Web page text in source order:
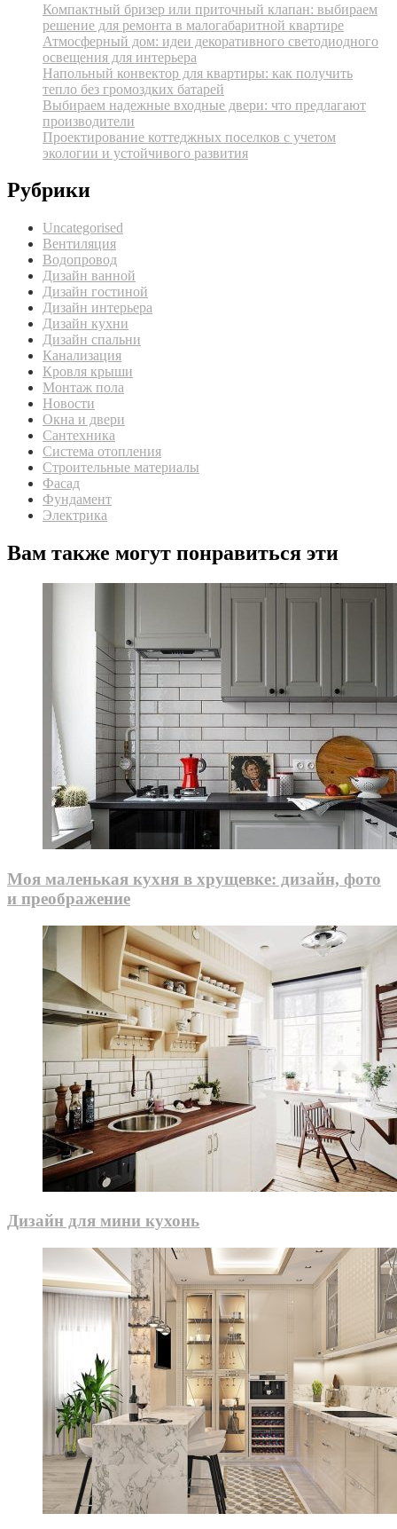
Компактный бризер или приточный клапан: выбираем
решение для ремонта в малогабаритной квартире
Атмосферный дом: идеи декоративного светодиодного
освещения для интерьера
Напольный конвектор для квартиры: как получить
тепло без громоздких батарей
Выбираем надежные входные двери: что предлагают
производители
Проектирование коттеджных поселков с учетом
экологии и устойчивого развития
Рубрики
Uncategorised
Вентиляция
Водопровод
Дизайн ванной
Дизайн гостиной
Дизайн интерьера
Дизайн кухни
Дизайн спальни
Канализация
Кровля крыши
Монтаж пола
Новости
Окна и двери
Сантехника
Система отопления
Строительные материалы
Фасад
Фундамент
Электрика
Вам также могут понравиться эти
Моя маленькая кухня в хрущевке: дизайн, фото
и преображение
Дизайн для мини кухонь